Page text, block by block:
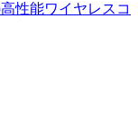
性能ワイヤレスコ